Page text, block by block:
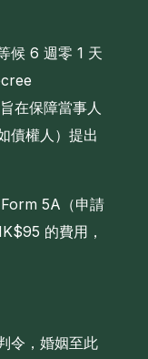
候 6 週零 1 天
在保障當事人
債權人）提出
5A（申請
的費用，
令，婚姻至此